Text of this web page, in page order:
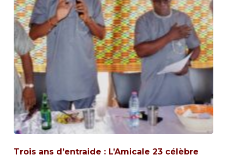
Trois ans d’entraide : L’Amicale 23 célèbre